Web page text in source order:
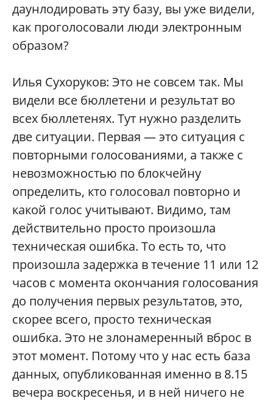
даунлодировать эту базу, вы уже видели,
как проголосовали люди электронным
образом?
Илья Сухоруков: Это не совсем так. Мы
видели все бюллетени и результат во
всех бюллетенях. Тут нужно разделить
две ситуации. Первая — это ситуация с
повторными голосованиями, а также с
невозможностью по блокчейну
определить, кто голосовал повторно и
какой голос учитывают. Видимо, там
действительно просто произошла
техническая ошибка. То есть то, что
произошла задержка в течение 11 или 12
часов с момента окончания голосования
до получения первых результатов, это,
скорее всего, просто техническая
ошибка. Это не злонамеренный вброс в
этот момент. Потому что у нас есть база
данных, опубликованная именно в 8.15
вечера воскресенья, и в ней ничего не